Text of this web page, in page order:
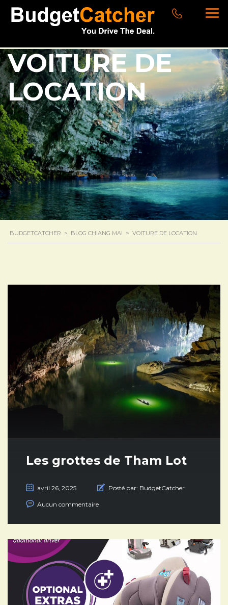
VOITURE DE
LOCATION
BUDGETCATCHER > BLOG CHIANG MAI > VOITURE DE LOCATION
Les grottes de Tham Lot
avril 26, 2025 Posté par: BudgetCatcher
Aucun commentaire